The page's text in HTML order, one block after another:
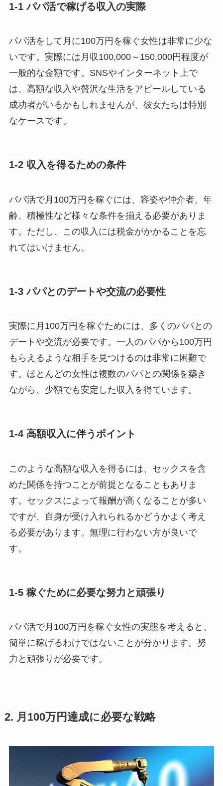
1-1 パパ活で稼げる収入の実際
パパ活をして月に100万円を稼ぐ女性は非常に少な
いです。実際には月収100,000～150,000円程度が
一般的な金額です。SNSやインターネット上で
は、高額な収入や贅沢な生活をアピールしている
成功者がいるかもしれませんが、彼女たちは特別
なケースです。
1-2 収入を得るための条件
パパ活で月100万円を稼ぐには、容姿や仲介者、年
齢、積極性など様々な条件を揃える必要がありま
す。ただし、この収入には税金がかかることを忘
れてはいけません。
1-3 パパとのデートや交流の必要性
実際に月100万円を稼ぐためには、多くのパパとの
デートや交流が必要です。一人のパパから100万円
もらえるような相手を見つけるのは非常に困難で
す。ほとんどの女性は複数のパパとの関係を築き
ながら、少額でも安定した収入を得ています。
1-4 高額収入に伴うポイント
このような高額な収入を得るには、セックスを含
めた関係を持つことが前提となることもありま
す。セックスによって報酬が高くなることが多い
ですが、自身が受け入れられるかどうかよく考え
る必要があります。無理に行わない方が良いで
す。
1-5 稼ぐために必要な努力と頑張り
パパ活で月100万円を稼ぐ女性の実態を考えると、
簡単に稼げるわけではないことが分かります。努
力と頑張りが必要です。
2. 月100万円達成に必要な戦略